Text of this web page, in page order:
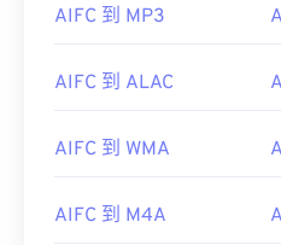
AIFC 到 MP3
AIFC 到 ALAC
AIFC 到 WMA
AIFC 到 M4A